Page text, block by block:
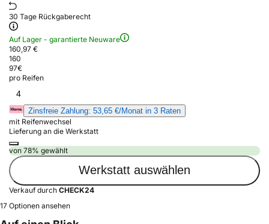
30 Tage Rückgaberecht
Auf Lager - garantierte Neuware
160,97 €
160
97€
pro Reifen
4
Zinsfreie Zahlung: 53,65 €/Monat in 3 Raten
mit Reifenwechsel
Lieferung an die Werkstatt
von 78% gewählt
Werkstatt auswählen
Verkauf durch CHECK24
17 Optionen ansehen